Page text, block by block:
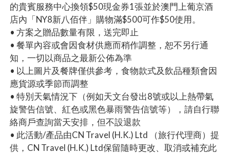
的貴賓服務中心換領$50現金券1張並於澳門上葡京酒
店內「NY8新八佰伴」購物滿$500可作$50使用。
• 方案之贈品數量有限，送完即止
• 餐單內容或會因食材供應而稍作調整，恕不另行通
知，一切以商品之最新公佈為準
• 以上圖片及餐牌僅供參考，食物款式及飲品種類會因
應貨源或季節而調整
• 特別天氣情況下（例如天文台發出8號或以上熱帶氣
旋警告信號、紅色或黑色暴雨警告信號等），請自行聯
絡商戶查詢當天安排，但不設退款
• 此活動/產品由CN Travel (H.K.) Ltd （旅行代理商）提
供，CN Travel (H.K.) Ltd保留隨時更改、取消或補充此